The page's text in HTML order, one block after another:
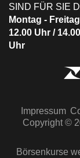
SIND FÜR SIE
Montag -
12.00 Uhr /
Uhr
Impressum
Copyright ©
Börsenkurse